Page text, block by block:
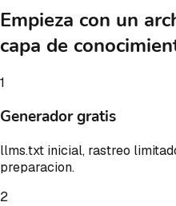
Empieza con un
capa de
1
Generador gratis
llms.txt inicial, rastreo
preparacion.
2